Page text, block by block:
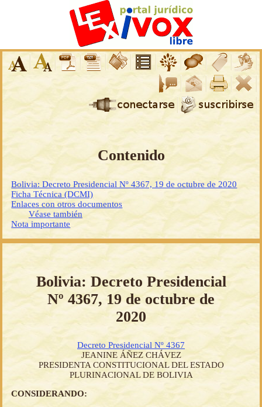
Contenido
Bolivia: Decreto Presidencial Nº 4367, 19 de octubre de 2020
Ficha Técnica (DCMI)
Enlaces con otros documentos
Véase también
Nota importante
Bolivia: Decreto Presidencial
Nº 4367, 19 de octubre de
2020
Decreto Presidencial Nº 4367
JEANINE ÁÑEZ CHÁVEZ
PRESIDENTA CONSTITUCIONAL DEL ESTADO
PLURINACIONAL DE BOLIVIA
CONSIDERANDO: